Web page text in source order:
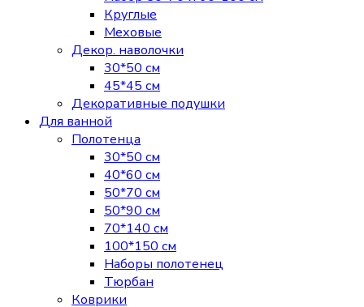
Круглые
Меховые
Декор. наволочки
30*50 см
45*45 см
Декоративные подушки
Для ванной
Полотенца
30*50 см
40*60 см
50*70 см
50*90 см
70*140 см
100*150 см
Наборы полотенец
Тюрбан
Коврики